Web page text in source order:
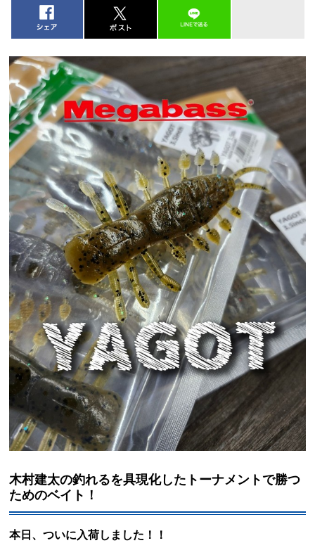
木村建太の釣れるを具現化したトーナメントで勝つ
ためのベイト！
本日、ついに入荷しました！！